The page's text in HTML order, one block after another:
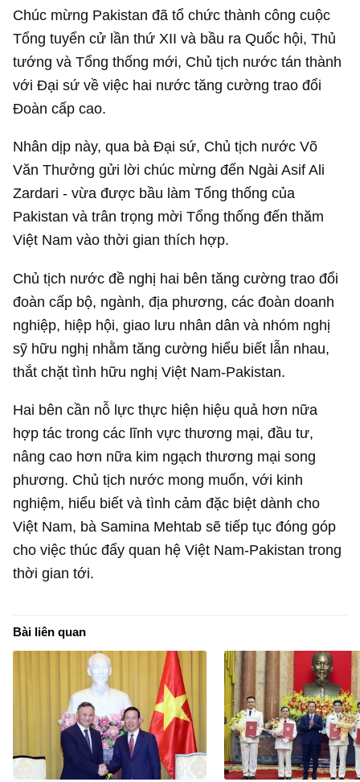
Chúc mừng Pakistan đã tổ chức thành công cuộc
Tổng tuyển cử lần thứ XII và bầu ra Quốc hội, Thủ
tướng và Tổng thống mới, Chủ tịch nước tán thành
với Đại sứ về việc hai nước tăng cường trao đổi
Đoàn cấp cao.
Nhân dịp này, qua bà Đại sứ, Chủ tịch nước Võ
Văn Thưởng gửi lời chúc mừng đến Ngài Asif Ali
Zardari - vừa được bầu làm Tổng thống của
Pakistan và trân trọng mời Tổng thống đến thăm
Việt Nam vào thời gian thích hợp.
Chủ tịch nước đề nghị hai bên tăng cường trao đổi
đoàn cấp bộ, ngành, địa phương, các đoàn doanh
nghiệp, hiệp hội, giao lưu nhân dân và nhóm nghị
sỹ hữu nghị nhằm tăng cường hiểu biết lẫn nhau,
thắt chặt tình hữu nghị Việt Nam-Pakistan.
Hai bên cần nỗ lực thực hiện hiệu quả hơn nữa
hợp tác trong các lĩnh vực thương mại, đầu tư,
nâng cao hơn nữa kim ngạch thương mại song
phương. Chủ tịch nước mong muốn, với kinh
nghiệm, hiểu biết và tình cảm đặc biệt dành cho
Việt Nam, bà Samina Mehtab sẽ tiếp tục đóng góp
cho việc thúc đẩy quan hệ Việt Nam-Pakistan trong
thời gian tới.
Bài liên quan